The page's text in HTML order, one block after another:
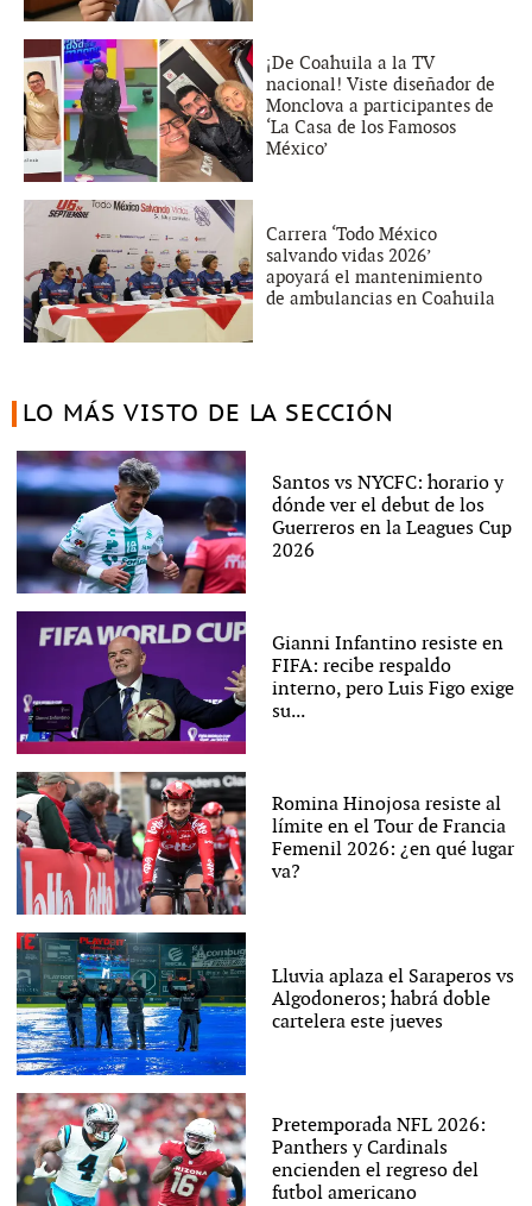
¡De Coahuila a la TV
nacional! Viste diseñador de
Monclova a participantes de
‘La Casa de los Famosos
México’
Carrera ‘Todo México
salvando vidas 2026’
apoyará el mantenimiento
de ambulancias en Coahuila
LO MÁS VISTO DE LA SECCIÓN
Santos vs NYCFC: horario y
dónde ver el debut de los
Guerreros en la Leagues Cup
2026
Gianni Infantino resiste en
FIFA: recibe respaldo
interno, pero Luis Figo exige
su...
Romina Hinojosa resiste al
límite en el Tour de Francia
Femenil 2026: ¿en qué lugar
va?
Lluvia aplaza el Saraperos vs
Algodoneros; habrá doble
cartelera este jueves
Pretemporada NFL 2026:
Panthers y Cardinals
encienden el regreso del
futbol americano